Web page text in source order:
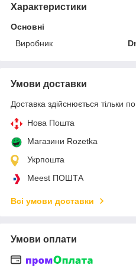
Характеристики
Основні
Виробник
Умови доставки
Доставка здійснюється тільки
Нова Пошта
Магазини Rozetka
Укрпошта
Meest ПОШТА
Всі умови доставки
Умови оплати